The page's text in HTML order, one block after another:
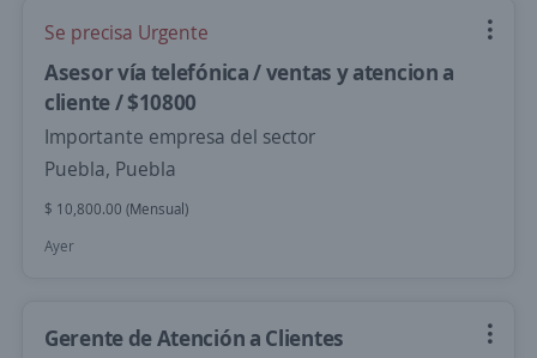
Se precisa Urgente
Asesor vía telefónica / ventas y atencion a
cliente / $10800
Importante empresa del sector
Puebla, Puebla
$ 10,800.00 (Mensual)
Ayer
Gerente de Atención a Clientes